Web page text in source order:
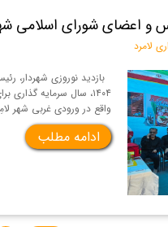
و اعضای شورای اسلامی
لامرد
بازدید نوروزی شهردار،
۱۴۰۴، سال سرمایه
واقع در ورودی غربی شهر
ادامه مطلب